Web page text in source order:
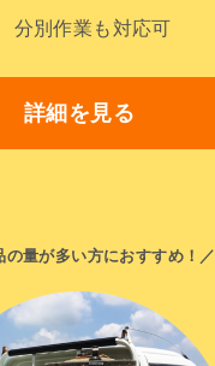
分別作業も対応可
詳細を見る
の量が多い方におすすめ！／